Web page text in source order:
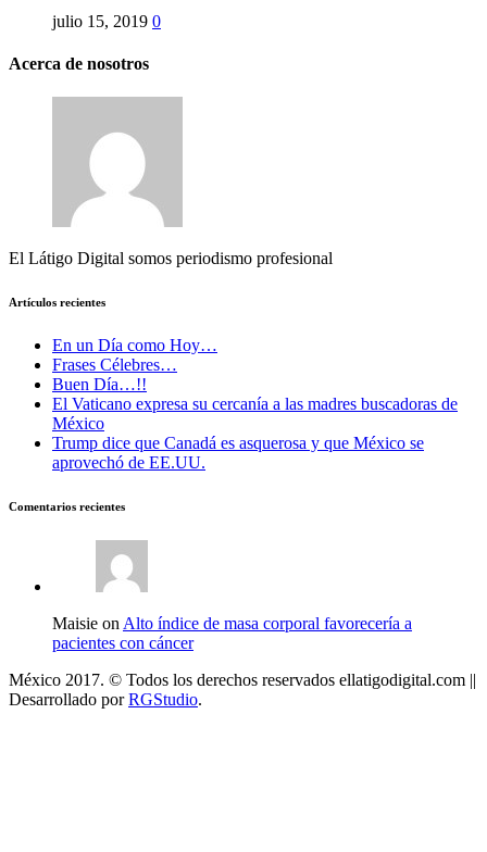
julio 15, 2019 0
Acerca de nosotros
El Látigo Digital somos periodismo profesional
Artículos recientes
En un Día como Hoy…
Frases Célebres…
Buen Día…!!
El Vaticano expresa su cercanía a las madres buscadoras de
México
Trump dice que Canadá es asquerosa y que México se
aprovechó de EE.UU.
Comentarios recientes
Maisie on Alto índice de masa corporal favorecería a
pacientes con cáncer
México 2017. © Todos los derechos reservados ellatigodigital.com ||
Desarrollado porRGStudio.